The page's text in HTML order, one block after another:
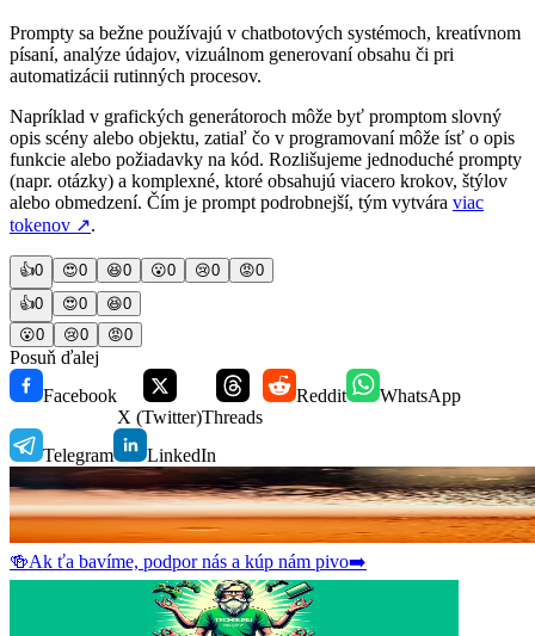
Prompty sa bežne používajú v chatbotových systémoch, kreatívnom
písaní, analýze údajov, vizuálnom generovaní obsahu či pri
automatizácii rutinných procesov.
Napríklad v grafických generátoroch môže byť promptom slovný
opis scény alebo objektu, zatiaľ čo v programovaní môže ísť o opis
funkcie alebo požiadavky na kód. Rozlišujeme jednoduché prompty
(napr. otázky) a komplexné, ktoré obsahujú viacero krokov, štýlov
alebo obmedzení. Čím je prompt podrobnejší, tým vytvára viac
tokenov ↗.
👍0 😍0 😆0 😮0 😢0 😡0
👍0 😍0 😆0
😮0 😢0 😡0
Posuň ďalej
Facebook
X (Twitter)Threads
Reddit WhatsApp
Telegram LinkedIn
🍻Ak ťa bavíme, podpor nás a kúp nám pivo➡️